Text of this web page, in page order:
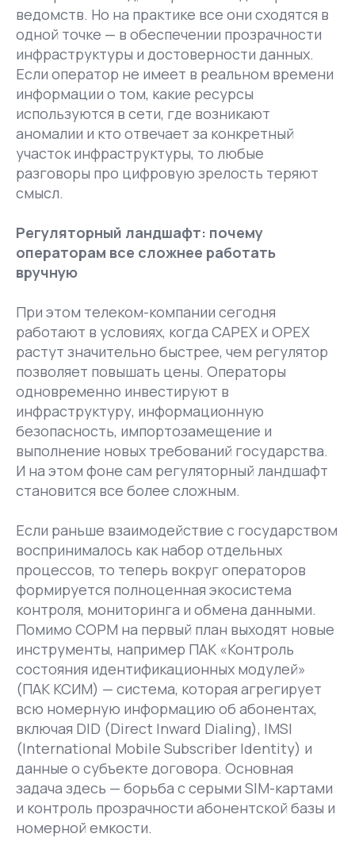
ведомств. Но на практике все они сходятся в
одной точке — в обеспечении прозрачности
инфраструктуры и достоверности данных.
Если оператор не имеет в реальном времени
информации о том, какие ресурсы
используются в сети, где возникают
аномалии и кто отвечает за конкретный
участок инфраструктуры, то любые
разговоры про цифровую зрелость теряют
смысл.
Регуляторный ландшафт: почему
операторам все сложнее работать
вручную
При этом телеком-компании сегодня
работают в условиях, когда CAPEX и OPEX
растут значительно быстрее, чем регулятор
позволяет повышать цены. Операторы
одновременно инвестируют в
инфраструктуру, информационную
безопасность, импортозамещение и
выполнение новых требований государства.
И на этом фоне сам регуляторный ландшафт
становится все более сложным.
Если раньше взаимодействие с государством
воспринималось как набор отдельных
процессов, то теперь вокруг операторов
формируется полноценная экосистема
контроля, мониторинга и обмена данными.
Помимо СОРМ на первый план выходят новые
инструменты, например ПАК «Контроль
состояния идентификационных модулей»
(ПАК КСИМ) — система, которая агрегирует
всю номерную информацию об абонентах,
включая DID (Direct Inward Dialing), IMSI
(International Mobile Subscriber Identity) и
данные о субъекте договора. Основная
задача здесь — борьба с серыми SIM-картами
и контроль прозрачности абонентской базы и
номерной емкости.